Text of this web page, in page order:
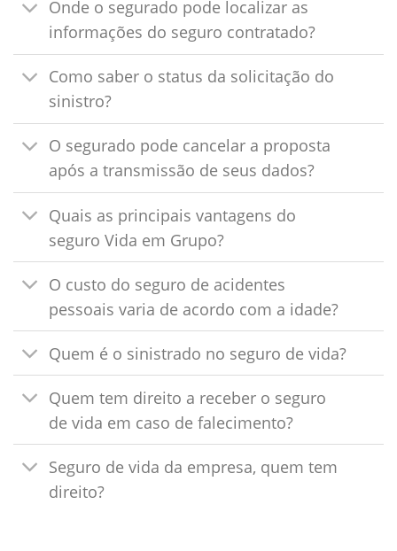
Onde o segurado pode localizar as
informações do seguro contratado?
Como saber o status da solicitação do
sinistro?
O segurado pode cancelar a proposta
após a transmissão de seus dados?
Quais as principais vantagens do
seguro Vida em Grupo?
O custo do seguro de acidentes
pessoais varia de acordo com a idade?
Quem é o sinistrado no seguro de vida?
Quem tem direito a receber o seguro
de vida em caso de falecimento?
Seguro de vida da empresa, quem tem
direito?